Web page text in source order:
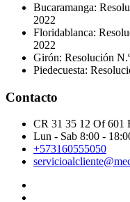
Bucaramanga:
2022
Floridablanca:
2022
Girón: Resolución
Piedecuesta:
Contacto
CR 31 35 12 Of 601
Lun - Sab 8:00 -
+573160555050